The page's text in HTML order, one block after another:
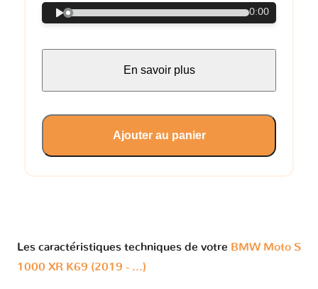
0:00
En savoir plus
Ajouter au panier
Les caractéristiques techniques de votre BMW Moto S
1000 XR K69 (2019 - ...)